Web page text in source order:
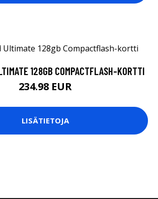
128GB COMPACTFLASH-KORTTI
234.98 EUR
LISÄTIETOJA